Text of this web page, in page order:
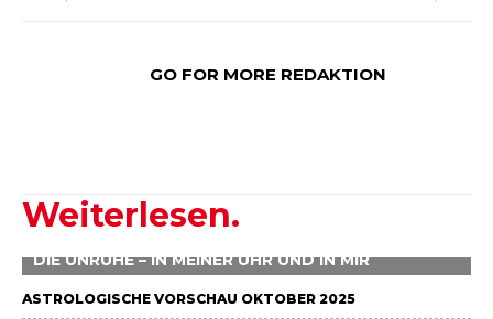
GO FOR MORE REDAKTION
Weiterlesen.
DIE UNRUHE – IN MEINER UHR UND IN MIR
ASTROLOGISCHE VORSCHAU OKTOBER 2025